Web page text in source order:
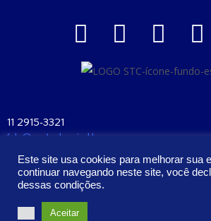
11 2915-3321
fale@santaclara.ind.br
CEP: 04225-000
2023 – Todos os Direitos Reservados |
Este site usa cookies para melhorar sua
continuar navegando neste site, você
dessas condições.
Aceitar